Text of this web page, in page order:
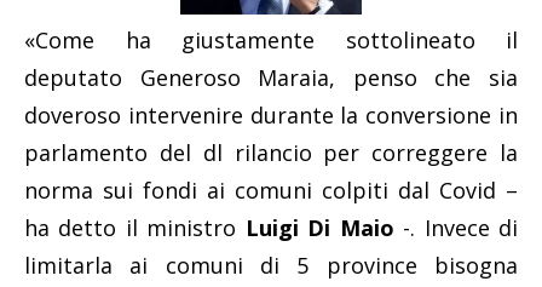
«Come ha giustamente sottolineato il
deputato Generoso Maraia, penso che sia
doveroso intervenire durante la conversione in
parlamento del dl rilancio per correggere la
norma sui fondi ai comuni colpiti dal Covid –
ha detto il ministro Luigi Di Maio -. Invece di
limitarla ai comuni di 5 province bisogna